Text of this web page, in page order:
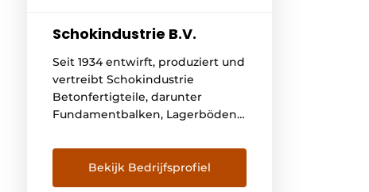
Schokindustrie B.V.
Seit 1934 entwirft, produziert und
vertreibt Schokindustrie
Betonfertigteile, darunter
Fundamentbalken, Lagerböden
Produkte besteht eine enge
Zusammenarbeit mit Vroom
Betonbouw. Dadurch werden
Bekijk Bedrijfsprofiel